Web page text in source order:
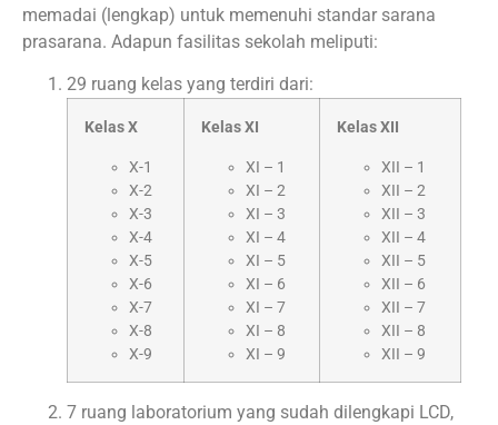
memadai (lengkap) untuk memenuhi standar sarana
prasarana. Adapun fasilitas sekolah meliputi:
29 ruang kelas yang terdiri dari:
Kelas X
X-1
X-2
X-3
X-4
X-5
X-6
X-7
X-8
X-9
Kelas XI
XI – 1
XI – 2
XI – 3
XI – 4
XI – 5
XI – 6
XI – 7
XI – 8
XI – 9
Kelas XII
XII – 1
XII – 2
XII – 3
XII – 4
XII – 5
XII – 6
XII – 7
XII – 8
XII – 9
7 ruang laboratorium yang sudah dilengkapi LCD,